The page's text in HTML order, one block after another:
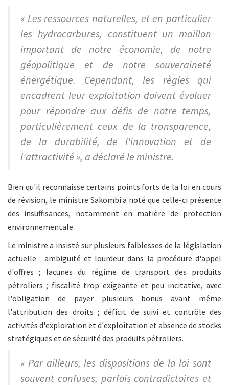
« Les ressources naturelles, et en particulier
les hydrocarbures, constituent un maillon
important de notre économie, de notre
géopolitique et de notre souveraineté
énergétique. Cependant, les règles qui
encadrent leur exploitation doivent évoluer
pour répondre aux défis de notre temps,
particulièrement ceux de la transparence,
de la durabilité, de l'innovation et de
l'attractivité », a déclaré le ministre.
Bien qu'il reconnaisse certains points forts de la loi en cours
de révision, le ministre Sakombi a noté que celle-ci présente
des insuffisances, notamment en matière de protection
environnementale.
Le ministre a insisté sur plusieurs faiblesses de la législation
actuelle : ambiguïté et lourdeur dans la procédure d'appel
d'offres ; lacunes du régime de transport des produits
pétroliers ; fiscalité trop exigeante et peu incitative, avec
l'obligation de payer plusieurs bonus avant même
l'attribution des droits ; déficit de suivi et contrôle des
activités d'exploration et d'exploitation et absence de stocks
stratégiques et de sécurité des produits pétroliers.
« Par ailleurs, les dispositions de la loi sont
souvent confuses, parfois contradictoires et